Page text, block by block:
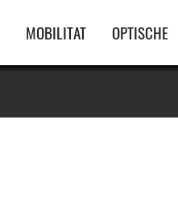
MOBILITAT OPTISCHE